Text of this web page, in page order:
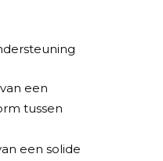
een
tussen
een solide